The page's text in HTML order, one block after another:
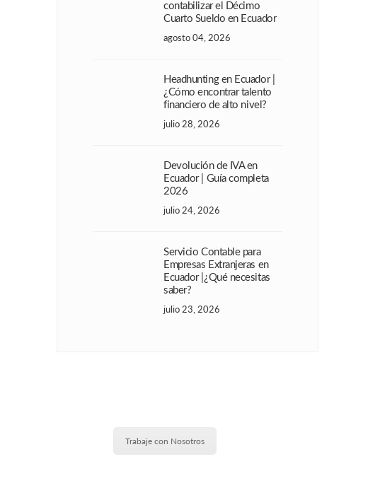
contabilizar el Décimo
Cuarto Sueldo en Ecuador
agosto 04, 2026
Headhunting en Ecuador |
¿Cómo encontrar talento
financiero de alto nivel?
julio 28, 2026
Devolución de IVA en
Ecuador | Guía completa
2026
julio 24, 2026
Servicio Contable para
Empresas Extranjeras en
Ecuador |¿Qué necesitas
saber?
julio 23, 2026
Trabaje con Nosotros